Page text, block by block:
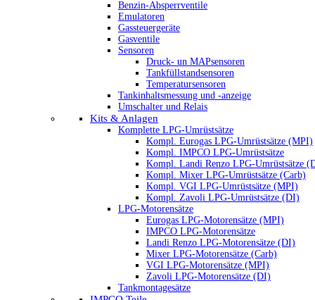
Benzin-Absperrventile
Emulatoren
Gassteuergeräte
Gasventile
Sensoren
Druck- un MAPsensoren
Tankfüllstandsensoren
Temperatursensoren
Tankinhaltsmessung und -anzeige
Umschalter und Relais
Kits & Anlagen
Komplette LPG-Umrüstsätze
Kompl. Eurogas LPG-Umrüstsätze (MPI)
Kompl. IMPCO LPG-Umrüstsätze
Kompl. Landi Renzo LPG-Umrüstsätze
Kompl. Mixer LPG-Umrüstsätze (Carb)
Kompl. VGI LPG-Umrüstsätze (MPI)
Kompl. Zavoli LPG-Umrüstsätze (DI)
LPG-Motorensätze
Eurogas LPG-Motorensätze (MPI)
IMPCO LPG-Motorensätze
Landi Renzo LPG-Motorensätze (DI)
Mixer LPG-Motorensätze (Carb)
VGI LPG-Motorensätze (MPI)
Zavoli LPG-Motorensätze (DI)
Tankmontagesätze